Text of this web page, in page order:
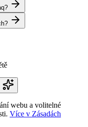
webu a volitelné
Více v Zásadách